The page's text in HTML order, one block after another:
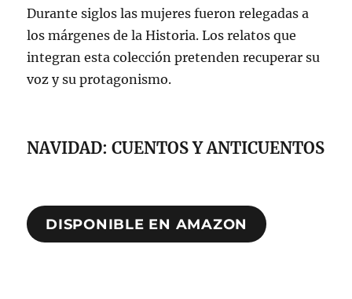
Durante siglos las mujeres fueron relegadas a
los márgenes de la Historia. Los relatos que
integran esta colección pretenden recuperar su
voz y su protagonismo.
NAVIDAD: CUENTOS Y ANTICUENTOS
DISPONIBLE EN AMAZON